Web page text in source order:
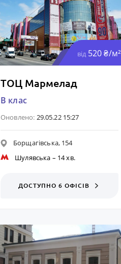
від 520 ₴/м²
ТОЦ Мармелад
B клас
Оновлено: 29.05.22 15:27
Борщагівська, 154
Шулявська – 14 хв.
ДОСТУПНО 6 ОФІСІВ